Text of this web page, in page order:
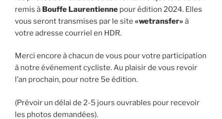
remis à Bouffe Laurentienne pour édition 2024. Elles
vous seront transmises par le site «wetransfer» à
votre adresse courriel en HDR.
Merci encore à chacun de vous pour votre participation
à notre événement cycliste. Au plaisir de vous revoir
l’an prochain, pour notre 5e édition.
(Prévoir un délai de 2-5 jours ouvrables pour recevoir
les photos demandées).